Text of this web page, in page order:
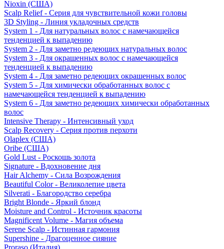
Nioxin (США)
Scalp Relief - Серия для чувствительной кожи головы
3D Styling - Линия укладочных средств
System 1 - Для натуральных волос с намечающейся
тенденцией к выпадению
System 2 - Для заметно редеющих натуральных волос
System 3 - Для окрашенных волос с намечающейся
тенденцией к выпадению
System 4 - Для заметно редеющих окрашенных волос
System 5 - Для химически обработанных волос с
намечающейся тенденцией к выпадению
System 6 - Для заметно редеющих химически обработанных
волос
Intensive Therapy - Интенсивный уход
Scalp Recovery - Серия против перхоти
Olaplex (США)
Oribe (США)
Gold Lust - Роскошь золота
Signature - Вдохновение дня
Hair Alchemy - Сила Возрождения
Beautiful Color - Великолепие цвета
Silverati - Благородство серебра
Bright Blonde - Яркий блонд
Moisture and Control - Источник красоты
Magnificent Volume - Магия объема
Serene Scalp - Истинная гармония
Supershine - Драгоценное сияние
Proraso (Италия)